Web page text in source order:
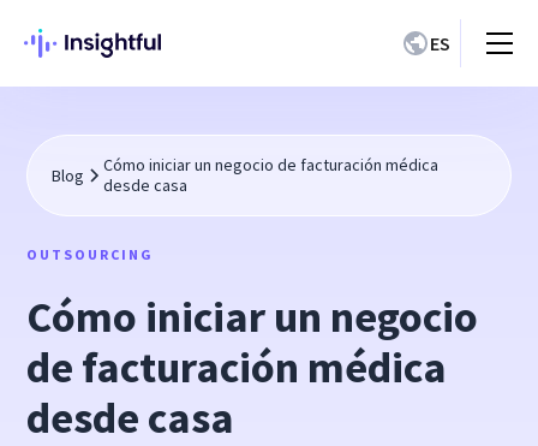
ES
Blog
Cómo iniciar un negocio de facturación médica
desde casa
OUTSOURCING
Cómo iniciar un negocio
de facturación médica
desde casa